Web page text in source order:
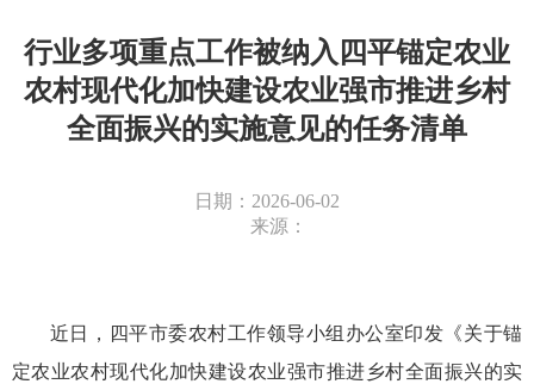
行业多项重点工作被纳入四平锚定农业
农村现代化加快建设农业强市推进乡村
全面振兴的实施意见的任务清单
日期：2026-06-02
来源：
近日，四平市委农村工作领导小组办公室印发《关于锚
定农业农村现代化加快建设农业强市推进乡村全面振兴的实